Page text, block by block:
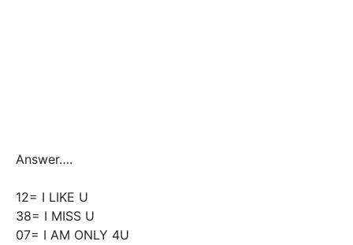
Answer….
12= I LIKE U
38= I MISS U
07= I AM ONLY 4U